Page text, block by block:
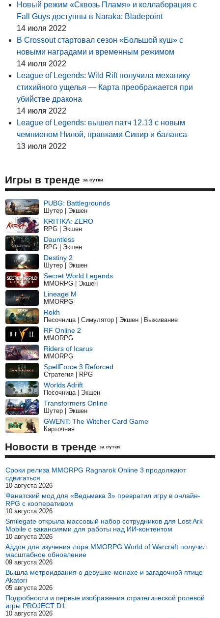
Новый режим «Сквозь Пламя» и коллаборация с
Fall Guys доступны в Naraka: Bladepoint
14 июля 2022
В Crossout стартовал сезон «Большой куш» с
новыми наградами и временным режимом
14 июля 2022
League of Legends: Wild Rift получила механику
стихийного ущелья — Карта преображается при
убийстве дракона
14 июля 2022
League of Legends: вышел патч 12.13 с новым
чемпионом Нилой, правками Сивир и баланса
13 июля 2022
Игры в тренде за сутки
PUBG: Battlegrounds
Шутер | Экшен
KRITIKA: ZERO
RPG | Экшен
Dauntless
RPG | Экшен
Destiny 2
Шутер | Экшен
Secret World Legends
MMORPG | Экшен
Lineage M
MMORPG
Rokh
Песочница | Симулятор | Экшен | Выживание
RF Online 2
MMORPG
Riders of Icarus
MMORPG
SpellForce 3 Reforced
Стратегия | RPG
Worlds Adrift
Песочница | Экшен
Transformers Online
Шутер | Экшен
GWENT: The Witcher Card Game
Карточная
Новости в тренде за сутки
Сроки релиза MMORPG Ragnarok Online 3 продолжают
сдвигаться
10 августа 2026
Фанатский мод для «Ведьмака 3» превратил игру в онлайн-
RPG с кооперативом
10 августа 2026
Smilegate открыла массовый набор сотрудников для Lost Ark
Mobile с вакансиями для работы над ИИ-контентом
10 августа 2026
Аддон для изучения лора MMORPG World of Warcraft получил
масштабное обновление
09 августа 2026
Вышла метроидвания о девушке-монахе и загадочной птице
Akatori
05 августа 2026
Подробности и первые изображения стратегической ролевой
игры PROJECT D1
10 августа 2026